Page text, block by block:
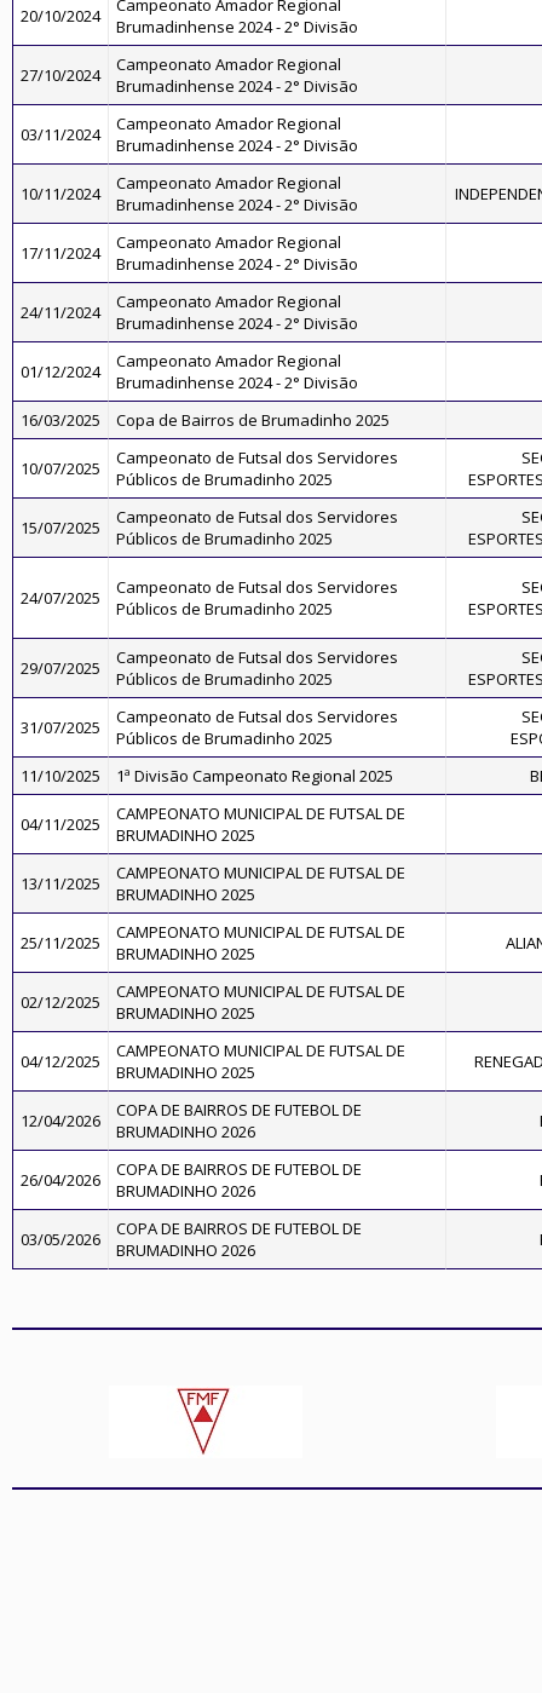
20/10/2024
Campeonato Amador Regional
Brumadinhense 2024 - 2° Divisão
27/10/2024
Campeonato Amador Regional
Brumadinhense 2024 - 2° Divisão
03/11/2024
Campeonato Amador Regional
Brumadinhense 2024 - 2° Divisão
10/11/2024
Campeonato Amador Regional
Brumadinhense 2024 - 2° Divisão
17/11/2024
Campeonato Amador Regional
Brumadinhense 2024 - 2° Divisão
24/11/2024
Campeonato Amador Regional
Brumadinhense 2024 - 2° Divisão
01/12/2024
Campeonato Amador Regional
Brumadinhense 2024 - 2° Divisão
16/03/2025
Copa de Bairros de Brumadinho 2025
10/07/2025
Campeonato de Futsal dos Servidores
Públicos de Brumadinho 2025
15/07/2025
Campeonato de Futsal dos Servidores
Públicos de Brumadinho 2025
24/07/2025
Campeonato de Futsal dos Servidores
Públicos de Brumadinho 2025
29/07/2025
Campeonato de Futsal dos Servidores
Públicos de Brumadinho 2025
31/07/2025
Campeonato de Futsal dos Servidores
Públicos de Brumadinho 2025
11/10/2025
1ª Divisão Campeonato Regional 2025
04/11/2025
CAMPEONATO MUNICIPAL DE FUTSAL DE
BRUMADINHO 2025
13/11/2025
CAMPEONATO MUNICIPAL DE FUTSAL DE
BRUMADINHO 2025
25/11/2025
CAMPEONATO MUNICIPAL DE FUTSAL DE
BRUMADINHO 2025
02/12/2025
CAMPEONATO MUNICIPAL DE FUTSAL DE
BRUMADINHO 2025
04/12/2025
CAMPEONATO MUNICIPAL DE FUTSAL DE
BRUMADINHO 2025
12/04/2026
COPA DE BAIRROS DE FUTEBOL DE
BRUMADINHO 2026
26/04/2026
COPA DE BAIRROS DE FUTEBOL DE
BRUMADINHO 2026
03/05/2026
COPA DE BAIRROS DE FUTEBOL DE
BRUMADINHO 2026